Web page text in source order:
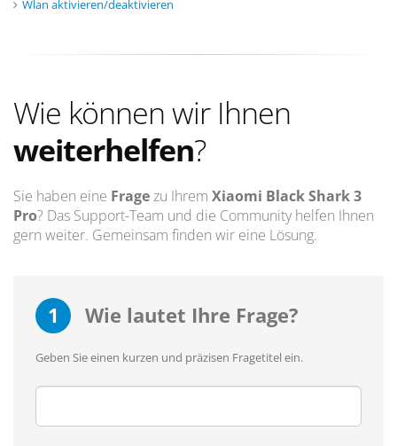
Wlan aktivieren/deaktivieren
Wie können wir Ihnen
weiterhelfen?
Sie haben eine Fragezu Ihrem Xiaomi Black Shark 3
Pro? Das Support-Team und die Community helfen Ihnen
gern weiter. Gemeinsam finden wir eine Lösung.
1 Wie lautet Ihre Frage?
Geben Sie einen kurzen und präzisen Fragetitel ein.